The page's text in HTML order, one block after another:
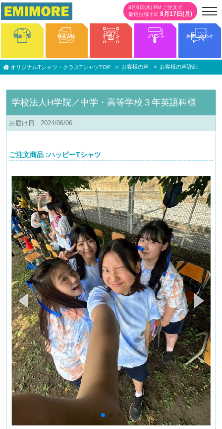
8月6日(木) PM ご注文で
最短お届け日 8月17日(月)
商品一覧 注文方法 デザイン プリント お問い合わせ
オリジナルTシャツ・クラスTシャツTOP お客様の声 お客様の声詳細
学校法人H学院／中学・高等学校３年英語科様
お届け日 : 2024/06/06
ご注文商品 :ハッピーTシャツ